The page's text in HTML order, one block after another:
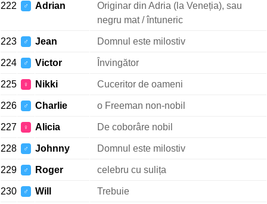
222 ♂ Adrian
Originar din Adria (la Veneția), sau
negru mat / întuneric
223 ♂ Jean Domnul este milostiv
224 ♂ Victor Învingător
225 ♀ Nikki Cuceritor de oameni
226 ♂ Charlie o Freeman non-nobil
227 ♀ Alicia De coborâre nobil
228 ♂ Johnny Domnul este milostiv
229 ♂ Roger celebru cu sulița
230 ♂ Will Trebuie